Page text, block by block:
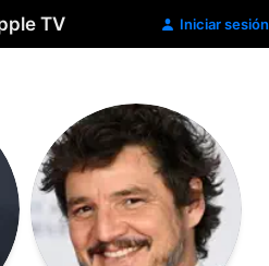
TV Iniciar sesión